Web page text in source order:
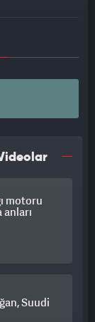
motoru
anları
Suudi